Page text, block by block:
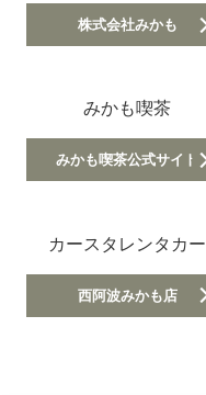
株式会社みかも
みかも喫茶
みかも喫茶公式サイト
カースタレンタカー
西阿波みかも店